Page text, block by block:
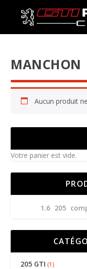
MANCHON
Aucun produit
Votre panier est vide.
1.6 205
205 GTI (1)